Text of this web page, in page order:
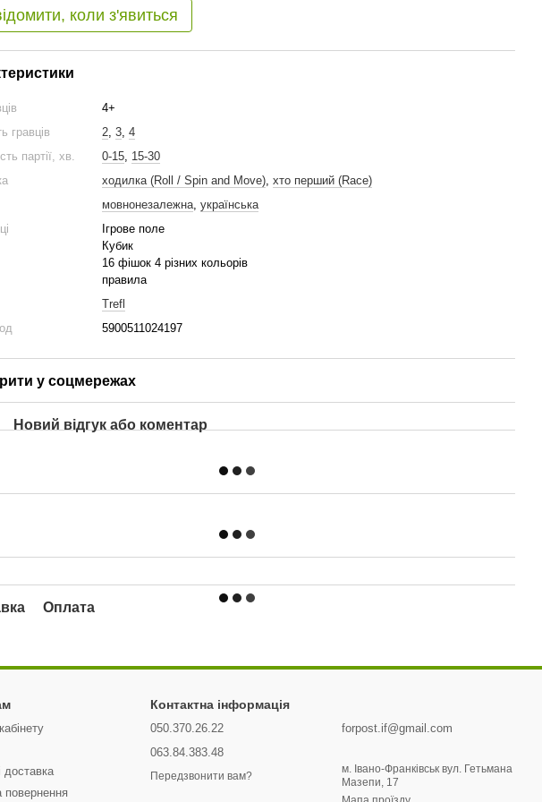
коли з'явиться
4+
гравців
2, 3, 4
партії, хв.
0-15, 15-30
ходилка (Roll / Spin and Move), хто перший (Race)
мовнонезалежна, українська
Ігрове поле
Кубик
16 фішок 4 різних кольорів
правила
Trefl
5900511024197
у соцмережах
Новий відгук або коментар
Оплата
доставка
повернення
Контактна інформація
050.370.26.22
063.84.383.48
Передзвонити вам?
forpost.if@gmail.com
м. Івано-Франківськ вул. Гетьмана
Мазепи, 17